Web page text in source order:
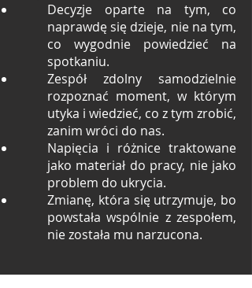
Decyzje oparte na tym, co
naprawdę się dzieje, nie na tym,
co wygodnie powiedzieć na
spotkaniu.
Zespół zdolny samodzielnie
rozpoznać moment, w którym
utyka i wiedzieć, co z tym zrobić,
zanim wróci do nas.
Napięcia i różnice traktowane
jako materiał do pracy, nie jako
problem do ukrycia.
Zmianę, która się utrzymuje, bo
powstała wspólnie z zespołem,
nie została mu narzucona.